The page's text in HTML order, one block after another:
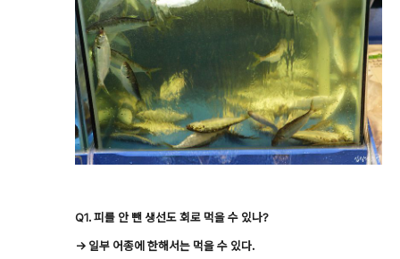
Q1. 피를 안 뺀 생선도 회로 먹을 수 있나?
→ 일부 어종에 한해서는 먹을 수 있다.